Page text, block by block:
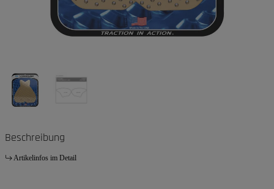
Beschreibung
Artikelinfos im Detail